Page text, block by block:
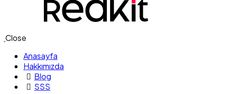
Close
Anasayfa
Hakkımızda
Blog
SSS